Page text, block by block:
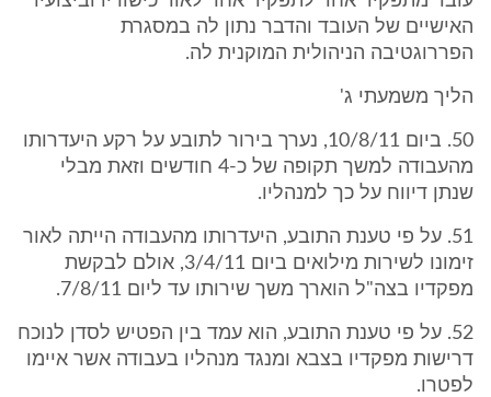
האישיים של העובד והדבר נתון לה במסגרת
הפררוגטיבה הניהולית המוקנית לה.
הליך משמעתי ג'
50. ביום 10/8/11, נערך בירור לתובע על רקע היעדרותו
מהעבודה למשך תקופה של כ-4 חודשים וזאת מבלי
שנתן דיווח על כך למנהליו.
51. על פי טענת התובע, היעדרותו מהעבודה הייתה לאור
זימונו לשירות מילואים ביום 3/4/11, אולם לבקשת
מפקדיו בצה"ל הוארך משך שירותו עד ליום 7/8/11.
52. על פי טענת התובע, הוא עמד בין הפטיש לסדן לנוכח
דרישות מפקדיו בצבא ומנגד מנהליו בעבודה אשר איימו
לפטרו.